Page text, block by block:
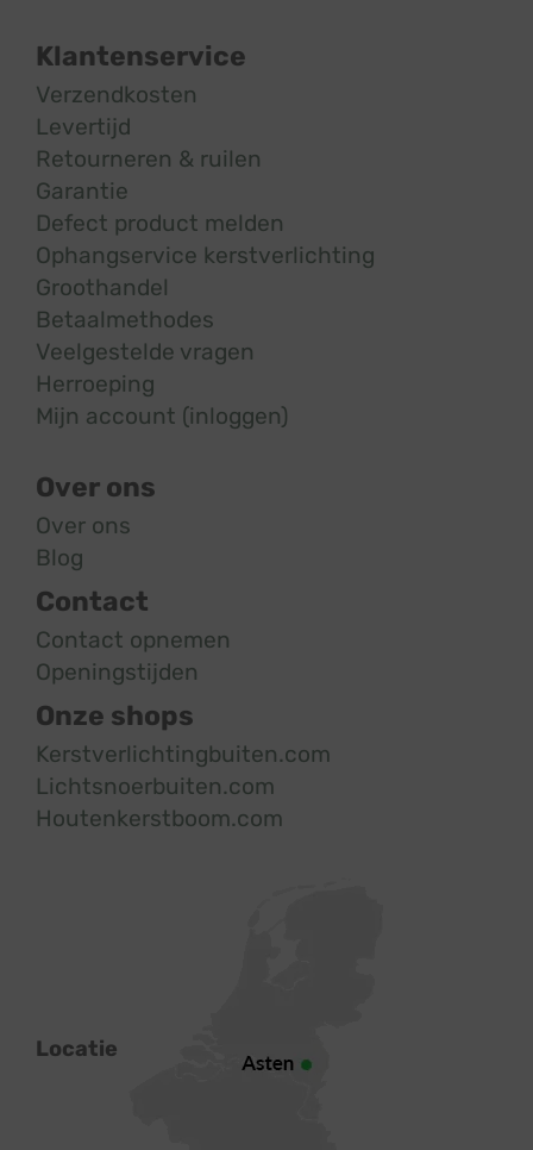
Klantenservice
Verzendkosten
Levertijd
Retourneren & ruilen
Garantie
Defect product melden
Ophangservice kerstverlichting
Groothandel
Betaalmethodes
Veelgestelde vragen
Herroeping
Mijn account (inloggen)
Over ons
Over ons
Blog
Contact
Contact opnemen
Openingstijden
Onze shops
Kerstverlichtingbuiten.com
Lichtsnoerbuiten.com
Houtenkerstboom.com
Locatie